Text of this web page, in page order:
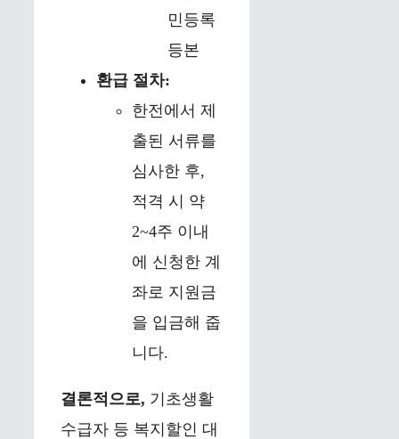
민등록
등본
환급 절차:
한전에서 제
출된 서류를
심사한 후,
적격 시 약
2~4주 이내
에 신청한 계
좌로 지원금
을 입금해 줍
니다.
결론적으로, 기초생활
수급자 등 복지할인 대